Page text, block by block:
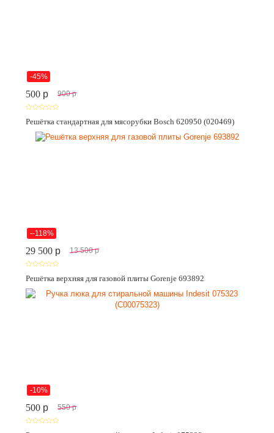
-45%
500 p 900 p
Решётка стандартная для мясорубки Bosch 620950 (020469)
--118%
29 500 p 13 500 p
Решётка верхняя для газовой плиты Gorenje 693892
-10%
500 p 550 p